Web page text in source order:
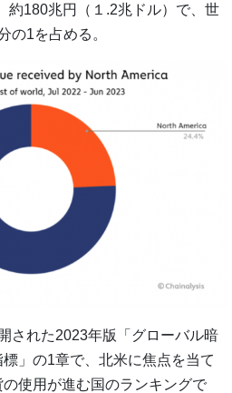
約180兆円（１.2兆ドル）で、世
の1を占める。
された2023年版「グローバル暗
」の1章で、北米に焦点を当て
使用が進む国のランキングで